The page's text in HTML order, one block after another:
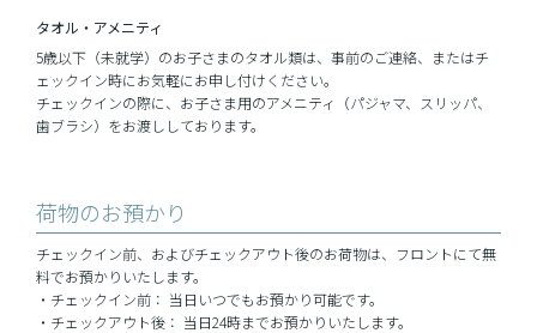
タオル・ アメニティ
5歳以下（未就学）のお子さまのタオル類は、事前のご連絡、またはチ
ェックイン時にお気軽にお申し付けください。
チェックインの際に、お子さま用のアメニティ（パジャマ、スリッパ、
歯ブラシ）をお渡ししております。
荷物のお預かり
チェックイン前、およびチェックアウト後のお荷物は、フロントにて無
料でお預かりいたします。
・チェックイン前： 当日いつでもお預かり可能です。
・チェックアウト後： 当日24時までお預かりいたします。